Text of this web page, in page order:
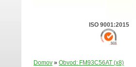
ISO 9001:2015
Domov » Obvod: FM93C56AT (x8)